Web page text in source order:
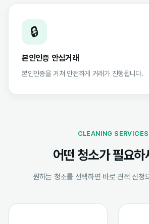
🔒
본인인증 안심거래
본인인증을 거쳐 안전하게 거래가 진행됩니다.
CLEANING SERVICES
어떤 청소가 필요
원하는 청소를 선택하면 바로 견적 신청